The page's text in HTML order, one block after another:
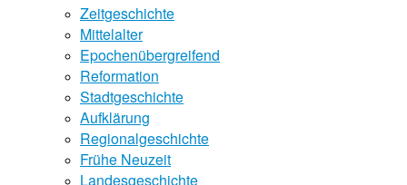
Zeitgeschichte
Mittelalter
Epochenübergreifend
Reformation
Stadtgeschichte
Aufklärung
Regionalgeschichte
Frühe Neuzeit
Landesgeschichte